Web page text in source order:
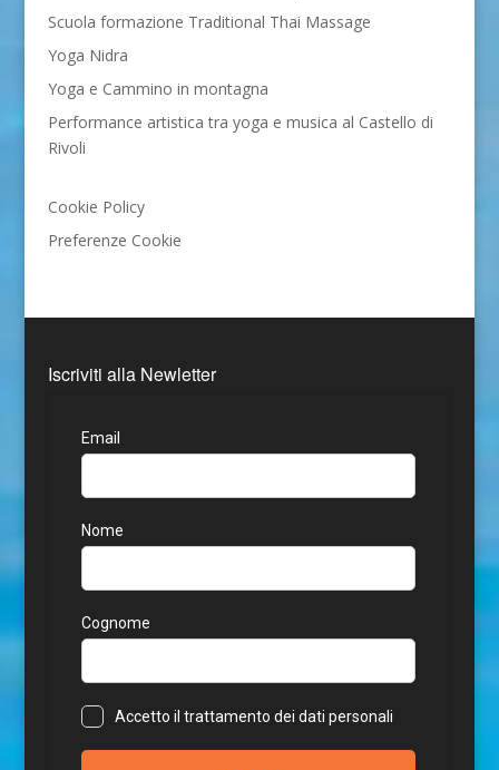
Scuola formazione Traditional Thai Massage
Yoga Nidra
Yoga e Cammino in montagna
Performance artistica tra yoga e musica al Castello di
Rivoli
Cookie Policy
Preferenze Cookie
Iscriviti alla Newletter